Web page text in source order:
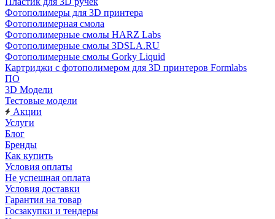
Фотополимеры для 3D принтера
Фотополимерная смола
Фотополимерные смолы HARZ Labs
Фотополимерные смолы 3DSLA.RU
Фотополимерные смолы Gorky Liquid
Картриджи с фотополимером для 3D принтеров Formlabs
ПО
3D Модели
Тестовые модели
Акции
Услуги
Блог
Бренды
Как купить
Условия оплаты
Не успешная оплата
Условия доставки
Гарантия на товар
Госзакупки и тендеры